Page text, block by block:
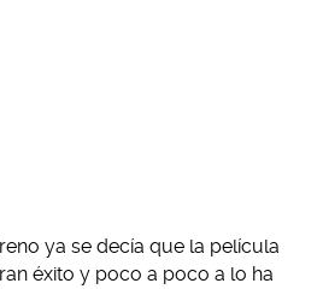
ya se decía que la película
éxito y poco a poco a lo ha